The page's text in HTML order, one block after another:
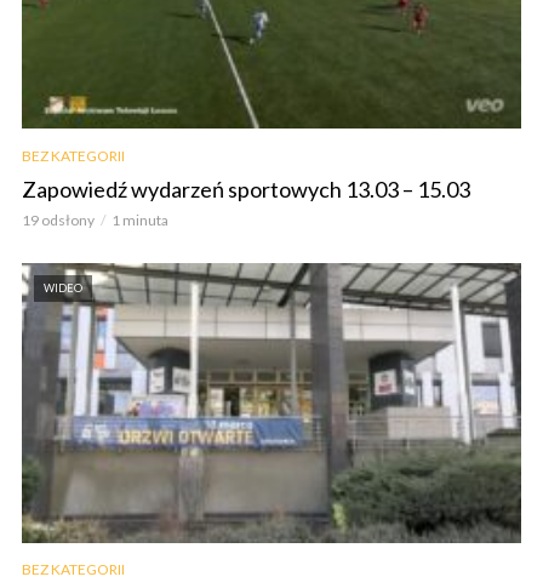
BEZ KATEGORII
Zapowiedź wydarzeń sportowych 13.03 – 15.03
19 odsłony 1 minuta
WIDEO
BEZ KATEGORII